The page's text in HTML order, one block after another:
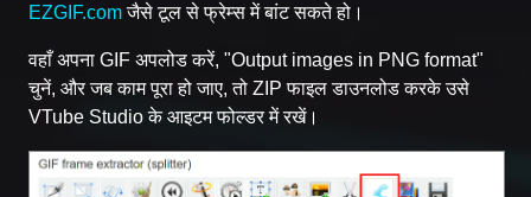
EZGIF.comजैसे टूल से फ्रेम्स में बांट सकते हो।
वहाँ अपना GIF अपलोड करें, "Output images in PNG format"
चुनें, और जब काम पूरा हो जाए, तो ZIP फाइल डाउनलोड करके उसे
VTube Studio के आइटम फोल्डर में रखें।